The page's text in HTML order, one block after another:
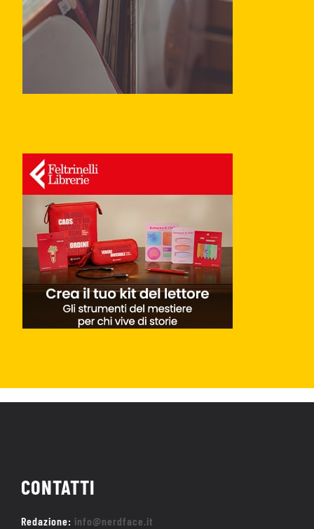
CONTATTI
Redazione: info@nerdface.it